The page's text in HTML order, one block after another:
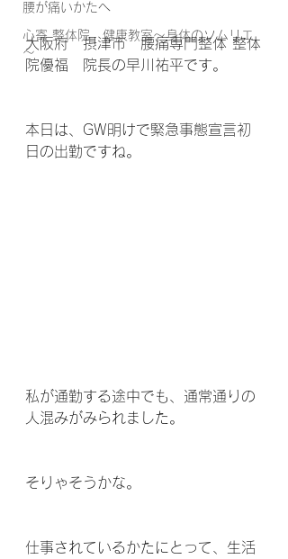
腰が痛いかたへ
心寄 整体院 健康教室～身体のソムリエ
～
大阪府　摂津市　腰痛専門整体 整体
院優福　院長の早川祐平です。
本日は、GW明けで緊急事態宣言初
日の出勤ですね。
私が通勤する途中でも、通常通りの
人混みがみられました。
そりゃそうかな。
仕事されているかたにとって、生活